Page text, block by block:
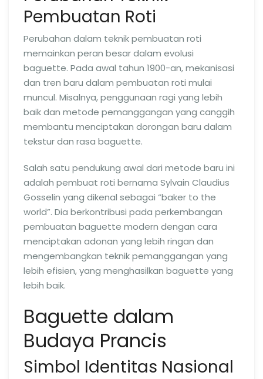
Pembuatan Roti
Perubahan dalam teknik pembuatan roti
memainkan peran besar dalam evolusi
baguette. Pada awal tahun 1900-an, mekanisasi
dan tren baru dalam pembuatan roti mulai
muncul. Misalnya, penggunaan ragi yang lebih
baik dan metode pemanggangan yang canggih
membantu menciptakan dorongan baru dalam
tekstur dan rasa baguette.
Salah satu pendukung awal dari metode baru ini
adalah pembuat roti bernama Sylvain Claudius
Gosselin yang dikenal sebagai “baker to the
world”. Dia berkontribusi pada perkembangan
pembuatan baguette modern dengan cara
menciptakan adonan yang lebih ringan dan
mengembangkan teknik pemanggangan yang
lebih efisien, yang menghasilkan baguette yang
lebih baik.
Baguette dalam
Budaya Prancis
Simbol Identitas Nasional